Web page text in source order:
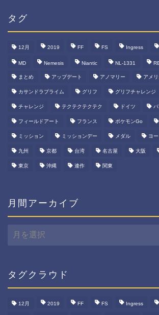
ー
タグ
12月 2019 FF FS Ingress
MD Nemesis Niantic NL-1331
まとめ アップデート アノマリー アメリ
カサンドラプライム グリフ グリフチャレンジ
チャレンジ テクテクテクテク ドイツ
フィールドアート フランス ポケモンGo
ミッション ミッションデー メダル ヨ
九州 京都 台湾 名古屋 大阪
東京 沖縄 連作 関東
月間アーカイブ
間
カ
タグクラウド
12月 2019 FF FS Ingress